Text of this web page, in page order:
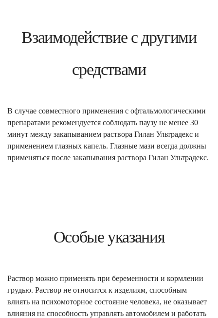
Взаимодействие с другими
средствами
В случае совместного применения с офтальмологическими
препаратами рекомендуется соблюдать паузу не менее 30
минут между закапыванием раствора Гилан Ультрадекс и
применением глазных капель. Глазные мази всегда должны
применяться после закапывания раствора Гилан Ультрадекс.
Особые указания
Раствор можно применять при беременности и кормлении
грудью. Раствор не относится к изделиям, способным
влиять на психомоторное состояние человека, не оказывает
влияния на способность управлять автомобилем и работать